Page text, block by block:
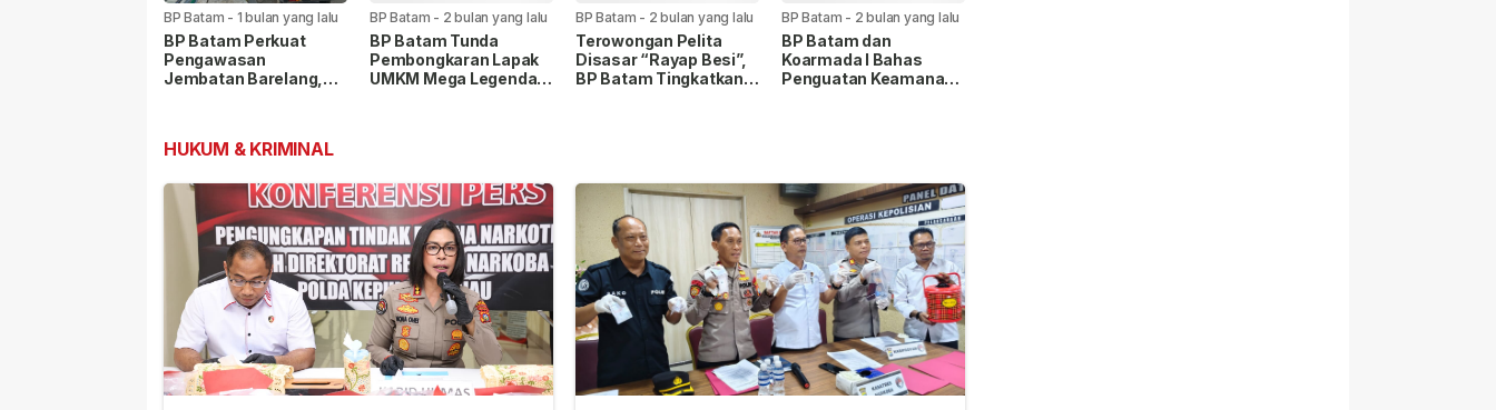
BP Batam - 1 bulan yang lalu
BP Batam Perkuat
Pengawasan
Jembatan Barelang,
BP Batam - 2 bulan yang lalu
BP Batam Tunda
Pembongkaran Lapak
UMKM Mega Legenda
BP Batam - 2 bulan yang lalu
Terowongan Pelita
Disasar “Rayap Besi”,
BP Batam Tingkatkan
BP Batam - 2 bulan yang lalu
BP Batam dan
Koarmada I Bahas
Penguatan Keamanan
HUKUM & KRIMINAL